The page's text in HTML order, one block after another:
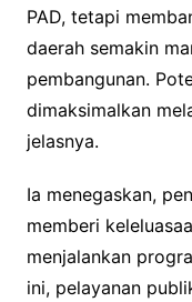
PAD, tetapi
daerah semakin
pembangunan.
dimaksimalkan
jelasnya.
Ia menegaskan,
memberi
menjalankan
ini, pelayanan